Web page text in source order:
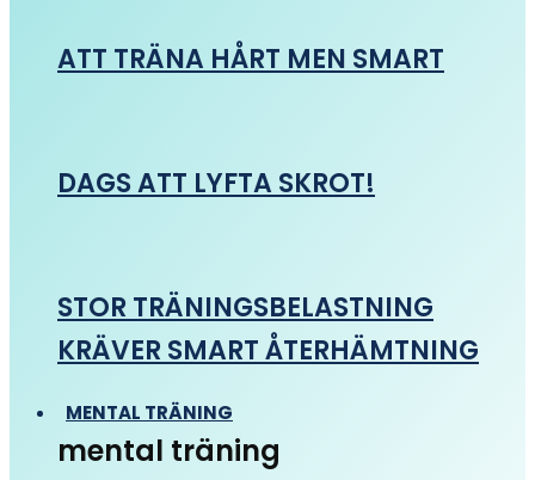
ATT TRÄNA HÅRT MEN SMART
DAGS ATT LYFTA SKROT!
STOR TRÄNINGSBELASTNING
KRÄVER SMART ÅTERHÄMTNING
MENTAL TRÄNING
mental träning